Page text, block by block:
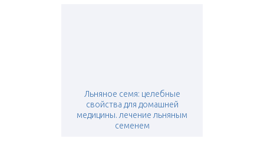
Льняное семя: целебные
свойства для домашней
медицины. лечение льняным
семенем